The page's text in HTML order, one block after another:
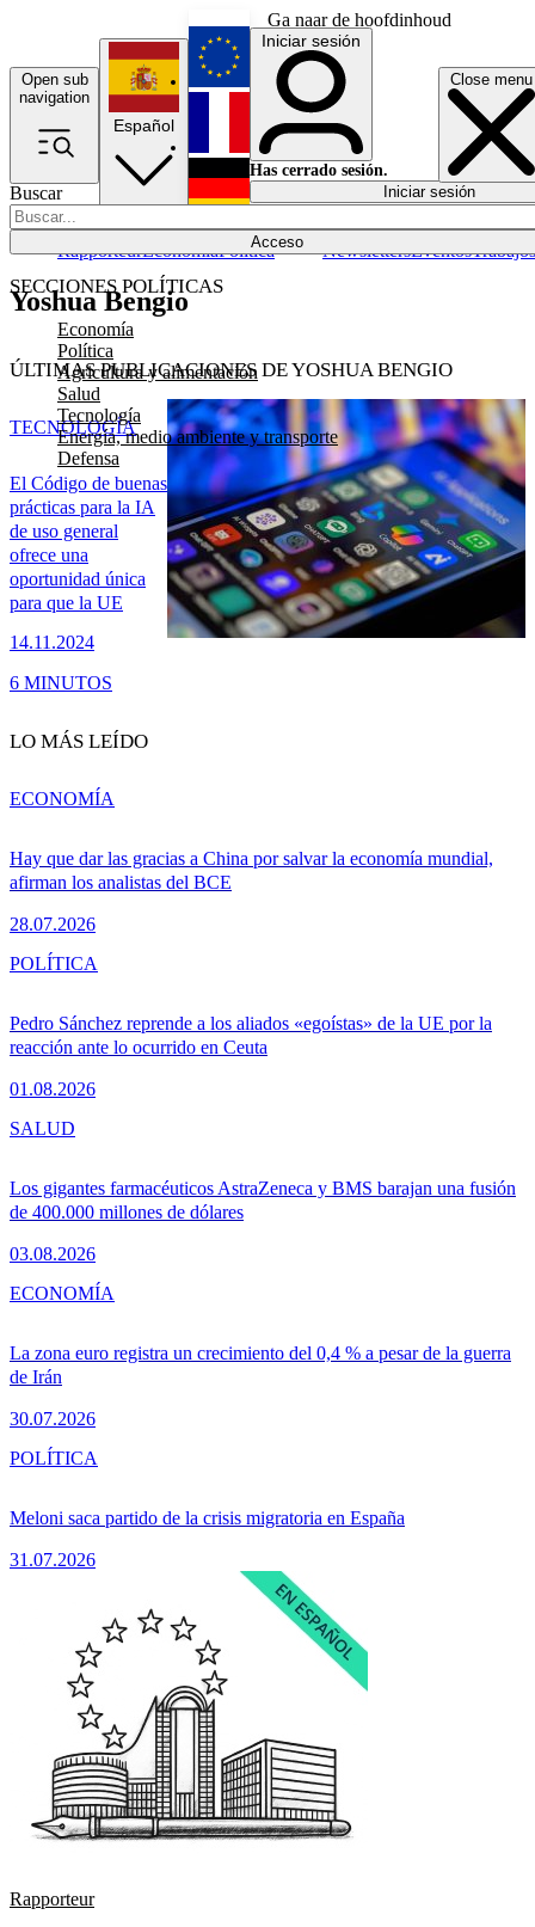
Ga naar de hoofdinhoud
Open sub
navigation
Close menu
Buscar
Acceso
SECCIONES POLÍTICAS
Economía
Política
Agricultura y alimentación
Salud
Tecnología
Energía, medio ambiente y transporte
Defensa
RapporteurEconomíaPolítica NewslettersEventosTrabajos
Español
English
Français
Iniciar sesión
Has cerrado sesión.
Iniciar sesión
Yoshua Bengio
ÚLTIMAS PUBLICACIONES DE YOSHUA BENGIO
El Código de buenas
prácticas para la IA
de uso general
ofrece una
oportunidad única
para que la UE
14.11.2024
TECNOLOGÍA
6 MINUTOS
LO MÁS LEÍDO
Hay que dar las gracias a China por salvar la economía mundial,
afirman los analistas del BCE
28.07.2026
ECONOMÍA
Pedro Sánchez reprende a los aliados «egoístas» de la UE por la
reacción ante lo ocurrido en Ceuta
01.08.2026
POLÍTICA
Los gigantes farmacéuticos AstraZeneca y BMS barajan una fusión
de 400.000 millones de dólares
03.08.2026
SALUD
La zona euro registra un crecimiento del 0,4 % a pesar de la guerra
de Irán
30.07.2026
ECONOMÍA
Meloni saca partido de la crisis migratoria en España
31.07.2026
POLÍTICA
Rapporteur